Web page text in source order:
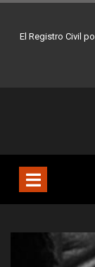
Buenos Aires